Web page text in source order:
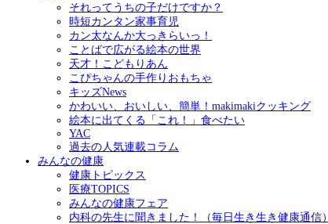
それってうちの子だけですか？
時短カンタン家事育児
カン太なんか大っきらいっ！
ことばで広がる絵本の世界
天才！こどもりあん
こぴちゃんの手作りおもちゃ
キッズNews
かわいい、おいしい、簡単！makimakiクッキング
絵本に出てくる「これ！」食べたい
YAC
過去の人気連載コラム
みんなの健康
健康トピックス
医療TOPICS
みんなの健康フェア
内科の先生に聞きました！（毎日生き生き健康通信）